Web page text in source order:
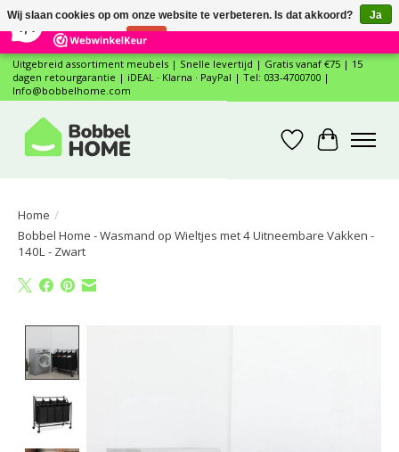
12 Reviews ×
Uitgebreid assortiment meubels | Snelle levertijd | Gratis vanaf €75 | 15
dagen retourgarantie | iDEAL · Klarna · PayPal | Tel: 033-4700700 |
Info@bobbelhome.com
Verlanglijst
Home /
Bobbel Home - Wasmand op Wieltjes met 4 Uitneembare Vakken -
140L - Zwart
Wij slaan cookies op om onze website te verbeteren. Is dat akkoord?
Ja
Nee